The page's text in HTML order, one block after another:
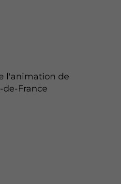
l'animation de
France